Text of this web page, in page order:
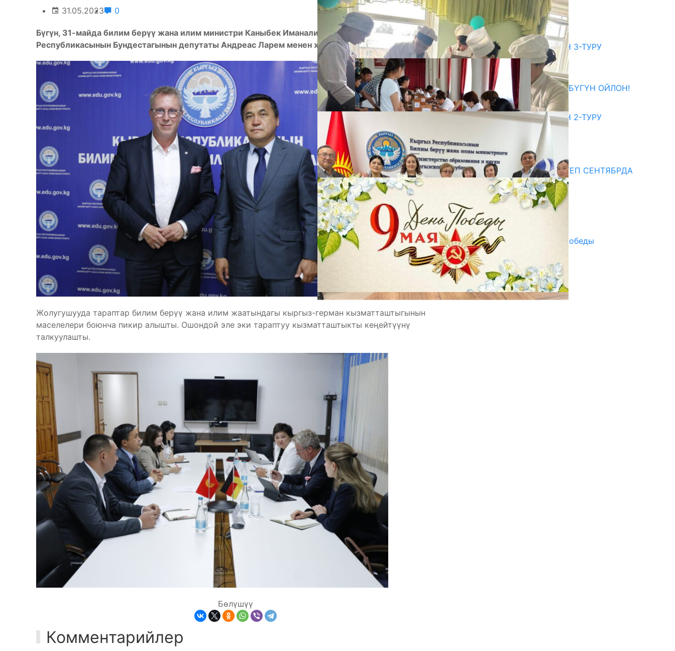
31.05.2023 0
Бүгүн, 31-майда билим берүү жана илим министри Каныбек Иманалиев Германия Федеративдүү
Республикасынын Бундестагынын депутаты Андреас Ларем менен жолугушту.
Жолугушууда тараптар билим берүү жана илим жаатындагы кыргыз-герман кызматташтыгынын
маселелери боюнча пикир алышты. Ошондой эле эки тараптуу кызматташтыкты кеңейтүүнү
талкуулашты.
Бөлүшүү
Комментарийлер
МЕНЕН ЖОЛУГУШТУ
07.08.2026
Абитуриент
ЖОЖДОРГО КАБЫЛ АЛУУНУН 3-ТУРУ
БАШТАЛДЫ
27.07.2026
ӨЗҮҢДҮН КЕЛЕЧЕГИҢ ҮЧҮН БҮГҮН ОЙЛОН!
20.07.2026
ЖОЖДОРГО КАБЫЛ АЛУУНУН 2-ТУРУ
20.07.2026
Медиа
СУЗАКТА 750 ОРУНДУУ МЕКТЕП СЕНТЯБРДА
ПАЙДАЛАНУУГА БЕРИЛЕТ
07.08.2025
Улуу Жеңиштин жандуу сөзү
29.04.2025
Награды в преддверии Дня Победы
29.04.2025